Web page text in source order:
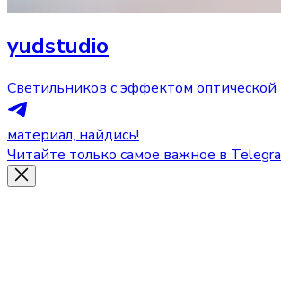
yudstudio
Светильников с эффектом
материал, найдись!
Читайте только самое важное в